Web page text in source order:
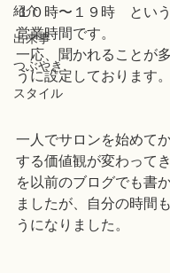
紹介
出来事
つぶやき
スタイル
１０時〜１９時　とい
営業時間です。
一応、聞かれることが
うに設定しております。
一人でサロンを始めて
する価値観が変わって
を以前のブログでも書
ましたが、自分の時間
うになりました。